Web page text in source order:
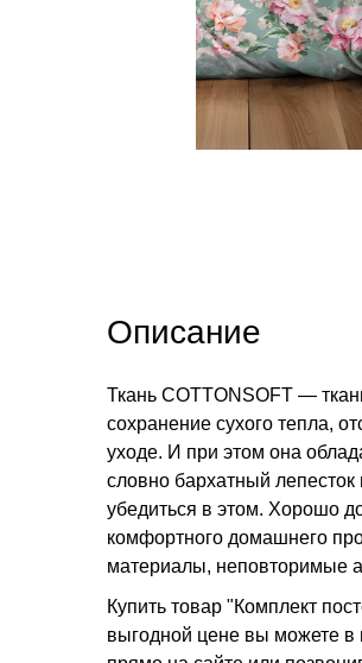
Описание
Ткань COTTONSOFT —
сохранение сухого тепла,
уходе. И при этом она
словно бархатный лепесток
убедиться в этом. Хорошо
комфортного домашнего
материалы, неповторимые
Купить товар "Комплект
выгодной цене вы можете в